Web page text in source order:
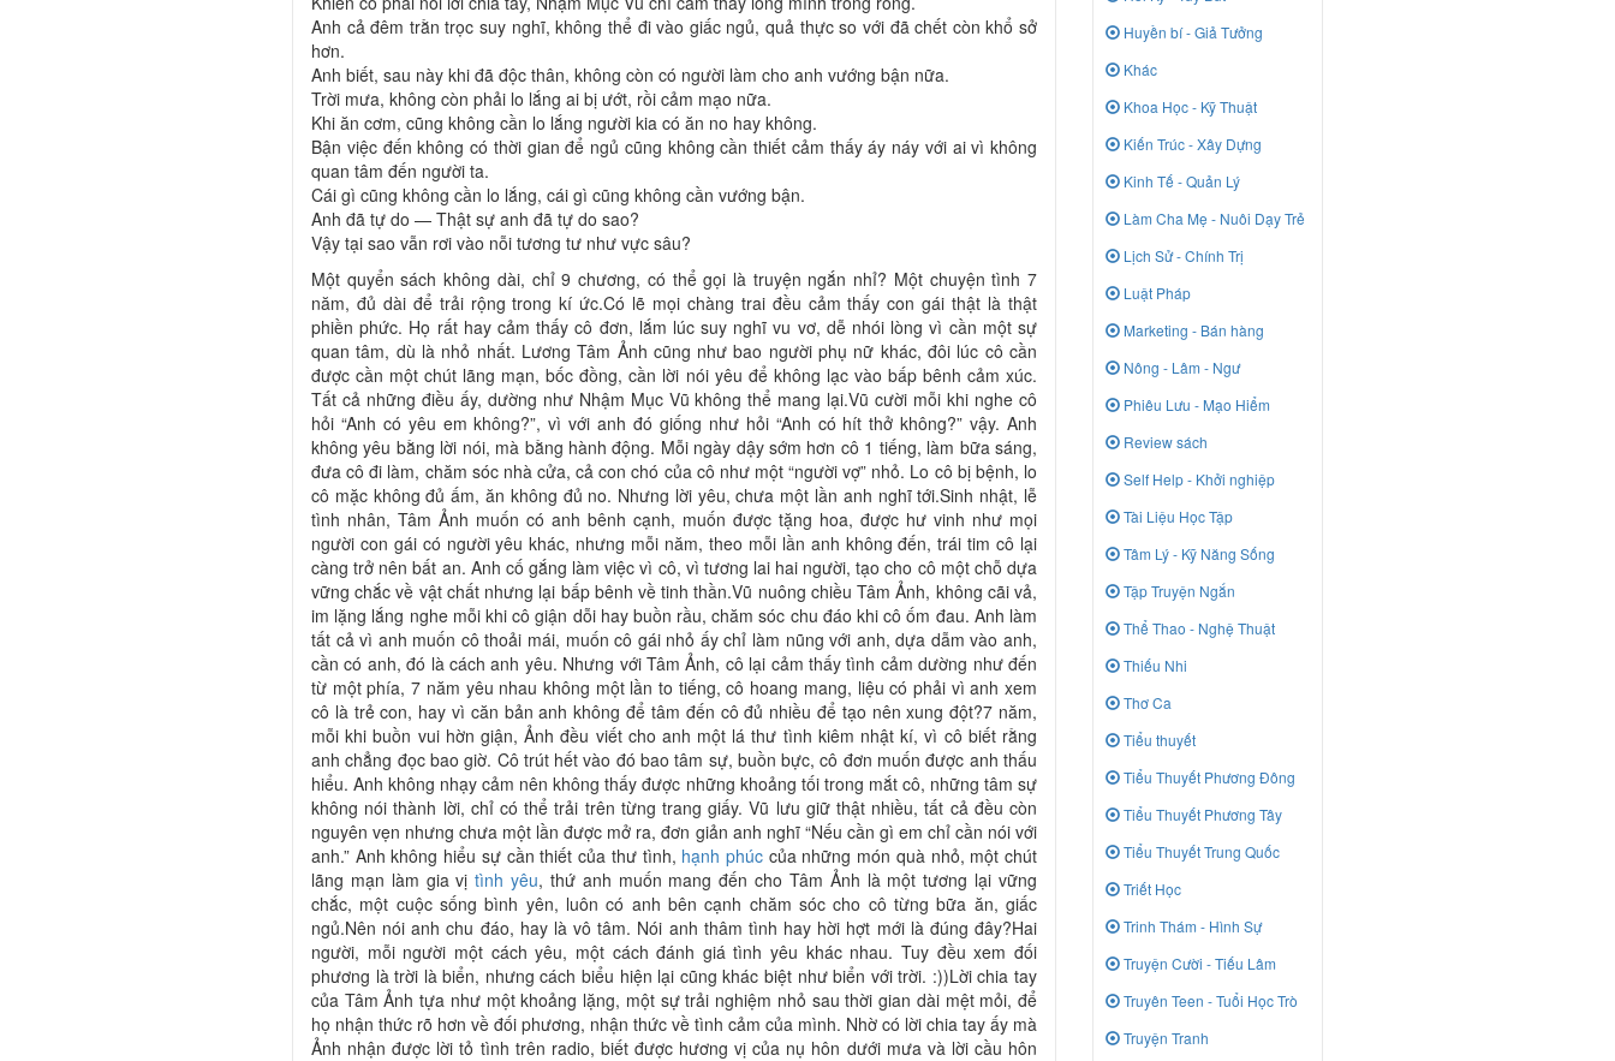
Anh cả đêm trằn trọc suy nghĩ, không thể đi vào giấc ngủ, quả thực so với đã chết còn khổ sở
hơn.
Anh biết, sau này khi đã độc thân, không còn có người làm cho anh vướng bận nữa.
Trời mưa, không còn phải lo lắng ai bị ướt, rồi cảm mạo nữa.
Khi ăn cơm, cũng không cần lo lắng người kia có ăn no hay không.
Bận việc đến không có thời gian để ngủ cũng không cần thiết cảm thấy áy náy với ai vì không
quan tâm đến người ta.
Cái gì cũng không cần lo lắng, cái gì cũng không cần vướng bận.
Anh đã tự do — Thật sự anh đã tự do sao?
Vậy tại sao vẫn rơi vào nỗi tương tư như vực sâu?
Một quyển sách không dài, chỉ 9 chương, có thể gọi là truyện ngắn nhỉ? Một chuyện tình 7
năm, đủ dài để trải rộng trong kí ức.Có lẽ mọi chàng trai đều cảm thấy con gái thật là thật
phiền phức. Họ rất hay cảm thấy cô đơn, lắm lúc suy nghĩ vu vơ, dễ nhói lòng vì cần một sự
quan tâm, dù là nhỏ nhất. Lương Tâm Ảnh cũng như bao người phụ nữ khác, đôi lúc cô cần
được cần một chút lãng mạn, bốc đồng, cần lời nói yêu để không lạc vào bấp bênh cảm xúc.
Tất cả những điều ấy, dường như Nhậm Mục Vũ không thể mang lại.Vũ cười mỗi khi nghe cô
hỏi “Anh có yêu em không?”, vì với anh đó giống như hỏi “Anh có hít thở không?” vậy. Anh
không yêu bằng lời nói, mà bằng hành động. Mỗi ngày dậy sớm hơn cô 1 tiếng, làm bữa sáng,
đưa cô đi làm, chăm sóc nhà cửa, cả con chó của cô như một “người vợ” nhỏ. Lo cô bị bệnh, lo
cô mặc không đủ ấm, ăn không đủ no. Nhưng lời yêu, chưa một lần anh nghĩ tới.Sinh nhật, lễ
tình nhân, Tâm Ảnh muốn có anh bênh cạnh, muốn được tặng hoa, được hư vinh như mọi
người con gái có người yêu khác, nhưng mỗi năm, theo mỗi lần anh không đến, trái tim cô lại
càng trở nên bất an. Anh cố gắng làm việc vì cô, vì tương lai hai người, tạo cho cô một chỗ dựa
vững chắc về vật chất nhưng lại bấp bênh về tinh thần.Vũ nuông chiều Tâm Ảnh, không cãi vả,
im lặng lắng nghe mỗi khi cô giận dỗi hay buồn rầu, chăm sóc chu đáo khi cô ốm đau. Anh làm
tất cả vì anh muốn cô thoải mái, muốn cô gái nhỏ ấy chỉ làm nũng với anh, dựa dẫm vào anh,
cần có anh, đó là cách anh yêu. Nhưng với Tâm Ảnh, cô lại cảm thấy tình cảm dường như đến
từ một phía, 7 năm yêu nhau không một lần to tiếng, cô hoang mang, liệu có phải vì anh xem
cô là trẻ con, hay vì căn bản anh không để tâm đến cô đủ nhiều để tạo nên xung đột?7 năm,
mỗi khi buồn vui hờn giận, Ảnh đều viết cho anh một lá thư tình kiêm nhật kí, vì cô biết rằng
anh chẳng đọc bao giờ. Cô trút hết vào đó bao tâm sự, buồn bực, cô đơn muốn được anh thấu
hiểu. Anh không nhạy cảm nên không thấy được những khoảng tối trong mắt cô, những tâm sự
không nói thành lời, chỉ có thể trải trên từng trang giấy. Vũ lưu giữ thật nhiều, tất cả đều còn
nguyên vẹn nhưng chưa một lần được mở ra, đơn giản anh nghĩ “Nếu cần gì em chỉ cần nói với
anh.” Anh không hiểu sự cần thiết của thư tình, hạnh phúccủa những món quà nhỏ, một chút
lãng mạn làm gia vịtình yêu, thứ anh muốn mang đến cho Tâm Ảnh là một tương lại vững
chắc, một cuộc sống bình yên, luôn có anh bên cạnh chăm sóc cho cô từng bữa ăn, giấc
ngủ.Nên nói anh chu đáo, hay là vô tâm. Nói anh thâm tình hay hời hợt mới là đúng đây?Hai
người, mỗi người một cách yêu, một cách đánh giá tình yêu khác nhau. Tuy đều xem đối
phương là trời là biển, nhưng cách biểu hiện lại cũng khác biệt như biển với trời. :))Lời chia tay
của Tâm Ảnh tựa như một khoảng lặng, một sự trải nghiệm nhỏ sau thời gian dài mệt mỏi, để
họ nhận thức rõ hơn về đối phương, nhận thức về tình cảm của mình. Nhờ có lời chia tay ấy mà
Ảnh nhận được lời tỏ tình trên radio, biết được hương vị của nụ hôn dưới mưa và lời cầu hôn
Huyền bí - Giả Tưởng
Khác
Khoa Học - Kỹ Thuật
Kiến Trúc - Xây Dựng
Kinh Tế - Quản Lý
Làm Cha Mẹ - Nuôi Dạy Trẻ
Lịch Sử - Chính Trị
Luật Pháp
Marketing - Bán hàng
Nông - Lâm - Ngư
Phiêu Lưu - Mạo Hiểm
Review sách
Self Help - Khởi nghiệp
Tài Liệu Học Tập
Tâm Lý - Kỹ Năng Sống
Tập Truyện Ngắn
Thể Thao - Nghệ Thuật
Thiếu Nhi
Thơ Ca
Tiểu thuyết
Tiểu Thuyết Phương Đông
Tiểu Thuyết Phương Tây
Tiểu Thuyết Trung Quốc
Triết Học
Trinh Thám - Hình Sự
Truyện Cười - Tiếu Lâm
Truyên Teen - Tuổi Học Trò
Truyện Tranh